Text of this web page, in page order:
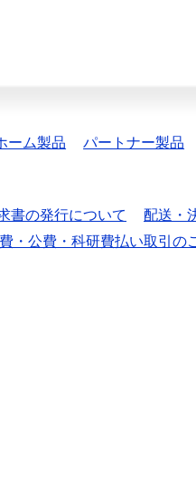
ーム製品 パートナー製品
書の発行について 配送・
・公費・科研費払い取引の